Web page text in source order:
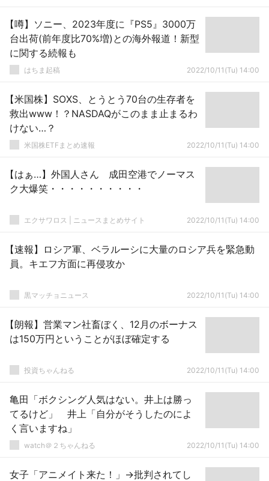
【噂】ソニー、2023年度に『PS5』3000万
台出荷(前年度比70%増)との海外報道！新型
に関する続報も
はちま起稿 2022/10/11(Tu) 14:00
【米国株】SOXS、とうとう70台の生存者を
救出www！？NASDAQがこのまま止まるわ
けない…？
米国株ETFまとめ速報 2022/10/11(Tu) 14:00
【はぁ…】外国人さん 成田空港でノーマス
ク大爆笑・・・・・・・・・・
エクサワロス | ニュースまとめサイト 2022/10/11(Tu) 14:00
【速報】ロシア軍、ベラルーシに大量のロシア兵を緊急動
員。キエフ方面に再侵攻か
黒マッチョニュース 2022/10/11(Tu) 14:00
【朗報】営業マン社畜ぼく、12月のボーナス
は150万円ということがほぼ確定する
投資ちゃんねる 2022/10/11(Tu) 14:00
亀田「ボクシング人気はない。井上は勝っ
てるけど」 井上「自分がそうしたのによ
く言いますね」
watch＠２ちゃんねる 2022/10/11(Tu) 14:00
女子「アニメイト来た！」→批判されてし